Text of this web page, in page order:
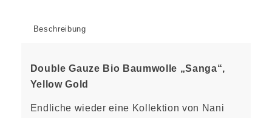
Beschreibung
Double Gauze Bio Baumwolle „Sanga“,
Yellow Gold
Endliche wieder eine Kollektion von Nani